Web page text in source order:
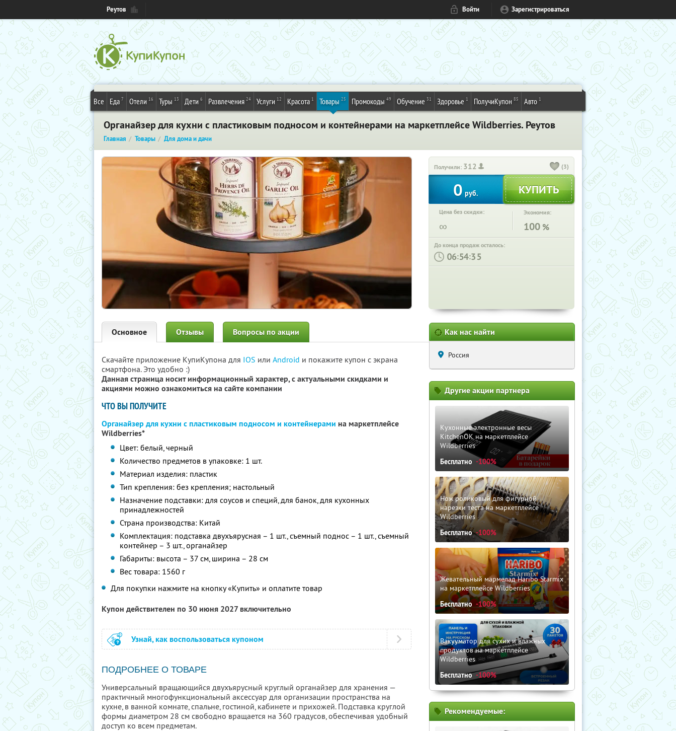
Реутов Войти Зарегистрироваться
Все Еда 7 Отели 16 Туры 13 Дети 6 Развлечения 24 Услуги 12 Красота 1 Товары 25 Промокоды 49 Обучение 31 Здоровье 1 ПолучиКупон 85 Авто 1
Органайзер для кухни с пластиковым подносом и контейнерами на маркетплейсе Wildberries. Реутов
Главная Товары Для дома и дачи
Получили: 312 (3)
0 руб.
Цена без скидки:
∞
Экономия:
100 %
До конца продаж осталось:
: :
Основное Отзывы Вопросы по акции
Скачайте приложение КупиКупона для IOS или Android и покажите купон с экрана
смартфона. Это удобно :)
Данная страница носит информационный характер, с актуальными скидками и
акциями можно ознакомиться на сайте компании
ЧТО ВЫ ПОЛУЧИТЕ
Органайзер для кухни с пластиковым подносом и контейнерами на маркетплейсе
Wildberries*
Цвет: белый, черный
Количество предметов в упаковке: 1 шт.
Материал изделия: пластик
Тип крепления: без крепления; настольный
Назначение подставки: для соусов и специй, для банок, для кухонных
принадлежностей
Страна производства: Китай
Комплектация: подставка двухъярусная – 1 шт., съемный поднос – 1 шт., съемный
контейнер – 3 шт., органайзер
Габариты: высота – 37 см, ширина – 28 см
Вес товара: 1560 г
Для покупки нажмите на кнопку «Купить» и оплатите товар
Купон действителен по 30 июня 2027 включительно
Узнай, как воспользоваться купоном
ПОДРОБНЕЕ О ТОВАРЕ
Универсальный вращающийся двухъярусный круглый органайзер для хранения —
практичный многофункциональный аксессуар для организации пространства на
кухне, в ванной комнате, спальне, гостиной, кабинете и прихожей. Подставка круглой
формы диаметром 28 см свободно вращается на 360 градусов, обеспечивая удобный
доступ ко всем предметам.
Как нас найти
Россия
Другие акции партнера
Кухонные электронные весы
KitchenOK на маркетплейсе
Wildberries
Бесплатно -100%
Нож роликовый для фигурной
нарезки теста на маркетплейсе
Wildberries
Бесплатно -100%
Жевательный мармелад Haribo Starmix
на маркетплейсе Wildberries
Бесплатно -100%
Вакууматор для сухих и влажных
продуктов на маркетплейсе
Wildberries
Бесплатно -100%
Рекомендуемые: